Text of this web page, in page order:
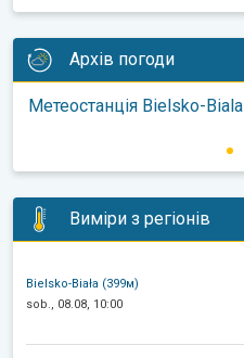
Архів погоди
Метеостанція Bielsko-Biala
Виміри з регіонів
Bielsko-Biała (399м)
sob., 08.08, 10:00